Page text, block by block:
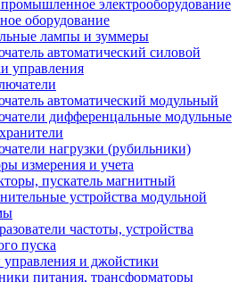
электрооборудование
оборудование
лампы и зуммеры
автоматический силовой
управления
автоматический модульный
дифференцальные модульные
нагрузки (рубильники)
измерения и учета
пускатель магнитный
устройства модульной
частоты, устройства
пуска
и джойстики
питания, трансформаторы